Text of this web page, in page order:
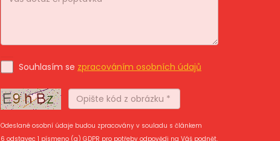
Souhlasím se zpracováním osobních údajů
Odeslané osobní údaje budou zpracovány v souladu s článkem
6 odstavec 1 písmeno (a) GDPR pro potřeby odpovědi na Váš podnět.